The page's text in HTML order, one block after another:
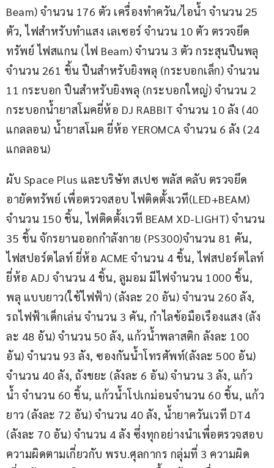
Beam) จำนวน 176 ตัว เครื่องทำควัน/ไอน้ำ จำนวน 25
ตัว, ไฟสำหรับทำแสง เลเซอร์ จำนวน 10 ตัว ตรวจยึด
ทรัพย์ ไฟสแกน (ไฟ Beam) จำนวน 3 ตัว กระสุนปืนพลุ
จำนวน 261 ชิ้น ปืนสำหรับยิงพลุ (กระบอกเล็ก) จำนวน
11 กระบอก ปืนสำหรับยิงพลุ (กระบอกใหญ่) จำนวน 2
กระบอกน้ำยาสโมคยี่ห้อ DJ RABBIT จำนวน 10 ลัง (40
แกลลอน) น้ำยาสโมค ยี่ห้อ YEROMCA จำนวน 6 ลัง (24
แกลลอน)
ผับ Space Plus และบริษัท สเปซ พลัส คลับ ตรวจยึด
อายัดทรัพย์ เพื่อตรวจสอบ ไฟติดตั้งเวที(LED+BEAM)
จำนวน 150 ชิ้น, ไฟติดตั้งเวที BEAM XD-LIGHT) จำนวน
35 ชิ้น จักรยานออกกำลังกาย (PS300)จำนวน 81 คัน,
ไฟสปอร์ตไลท์ ยี่ห้อ ACME จำนวน 4 ชิ้น, ไฟสปอร์ตไลท์
ยี่ห้อ ADJ จำนวน 4 ชิ้น, ลูมอม มีไฟจำนวน 1000 ชิ้น,
พลุ แบบยาว(ใช้ไฟฟ้า) (ลังละ 20 อัน) จำนวน 260 ลัง,
รถไฟฟ้าเด็กเล่น จำนวน 3 คัน, กำไลข้อมือเรืองแสง (ลัง
ละ 48 อัน) จำนวน 50 ลัง, แก้วน้ำพลาสติก ลังละ 100
อัน) จำนวน 93 ลัง, ซองกันน้ำโทรศัพท์(ลังละ 500 อัน)
จำนวน 40 ลัง, ถังขยะ (ลังละ 6 อัน) จำนวน 3 ลัง, แก้ว
น้ำ จำนวน 60 ชิ้น, แก้วน้ำโปเกม่อนจำนวน 60 ชิ้น, แก้ว
ยาว (ลังละ 72 อัน) จำนวน 40 ลัง, น้ำยาควันเวที DT4
(ลังละ 70 อัน) จำนวน 4 ลัง ซึ่งทุกอย่างนำเพื่อตรวจสอบ
ความผิดตามเกี่ยวกับ พรบ.ศุลกากร กลุ่มที่ 3 ความผิด